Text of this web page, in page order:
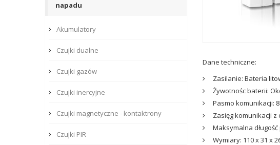
Dane techniczne:
Zasilanie: Bateria
Żywotnośc baterii:
Pasmo komunikacji:
Zasięg komunikacji
Maksymalna
Wymiary: 110 x 31 x
napadu
Akumulatory
Czujki dualne
Czujki gazów
Czujki inercyjne
Czujki magnetyczne - kontaktrony
Czujki PIR